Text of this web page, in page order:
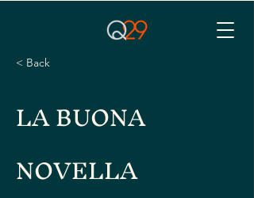
< Back
LA BUONA
NOVELLA